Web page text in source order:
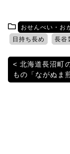
おせんべい・お
日持ち長め
長谷
投
稿
北海道長沼町
もの「ながぬま